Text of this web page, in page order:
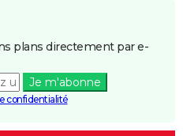
plans directement par e-
Je m'abonne
confidentialité